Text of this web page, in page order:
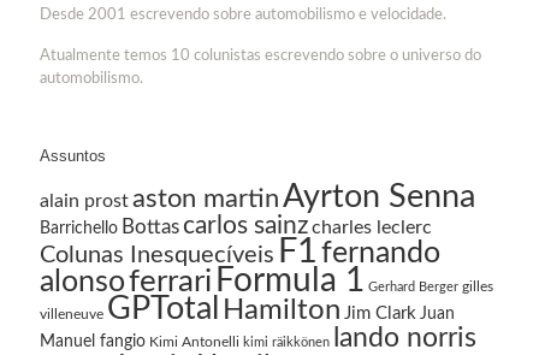
Desde 2001 escrevendo sobre automobilismo e velocidade.
Atualmente temos 10 colunistas escrevendo sobre o universo do
automobilismo.
Assuntos
alain prostaston martinAyrton Senna
Barrichello Bottas carlos sainzcharles leclerc
Colunas Inesquecíveis F1 fernando
alonsoferrari Formula 1 Gerhard Berger gilles
villeneuve GPTotal Hamilton Jim Clark Juan
Manuel fangio Kimi Antonelli kimi räikkönen lando norris